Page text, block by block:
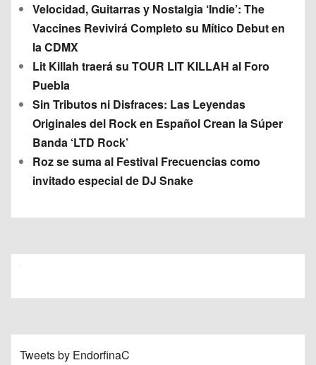
Velocidad, Guitarras y Nostalgia ‘Indie’: The
Vaccines Revivirá Completo su Mítico Debut en
la CDMX
Lit Killah traerá su TOUR LIT KILLAH al Foro
Puebla
Sin Tributos ni Disfraces: Las Leyendas
Originales del Rock en Español Crean la Súper
Banda ‘LTD Rock’
Roz se suma al Festival Frecuencias como
invitado especial de DJ Snake
Tweets by EndorfinaC